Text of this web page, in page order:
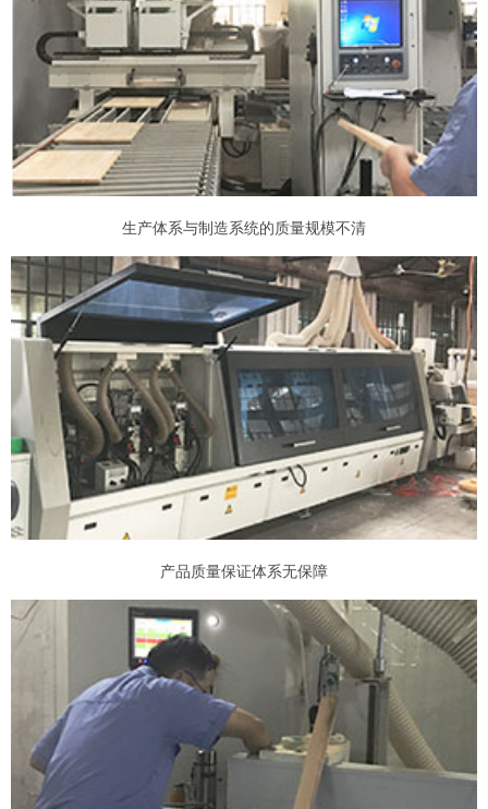
生产体系与制造系统的质量规模不清
产品质量保证体系无保障